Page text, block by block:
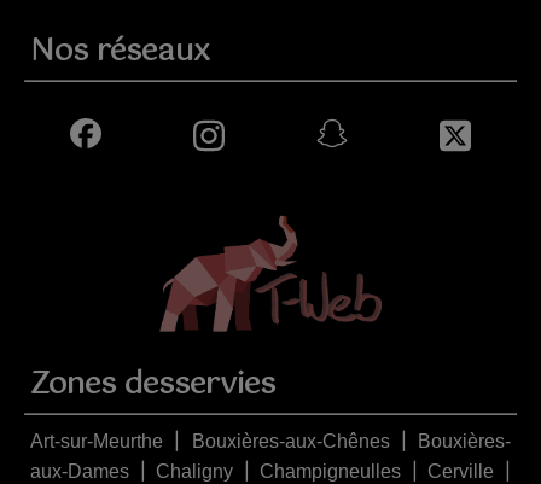
Nos réseaux
Zones desservies
Art-sur-Meurthe | Bouxières-aux-Chênes|
Bouxières-
aux-Dames | Chaligny | Champigneulles | Cerville |